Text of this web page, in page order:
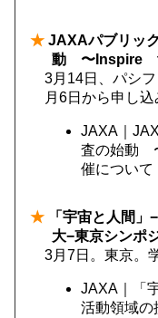
★ JAXAパブリッ
動 〜Inspire
3月14日、パシ
月6日から申し込
JAXA｜
査の始動
催について
★ 「宇宙と人間」
大−東京シンポ
3月7日。東京。
JAXA｜「
活動領域